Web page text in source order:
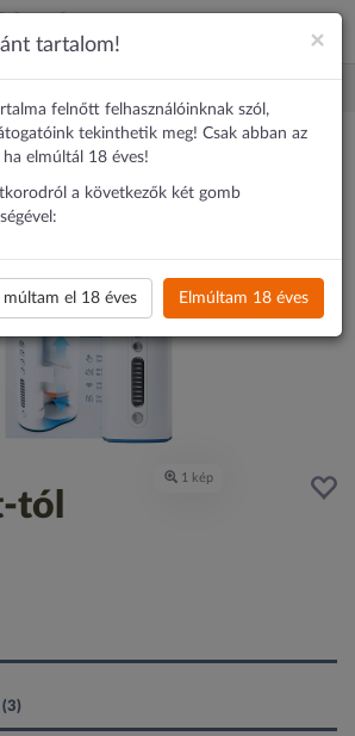
-tól
×
tartalom!
felnőtt felhasználóinknak szól,
tekinthetik meg! Csak abban az
elmúltál 18 éves!
a következők két gomb
múltam el 18 éves Elmúltam 18 éves